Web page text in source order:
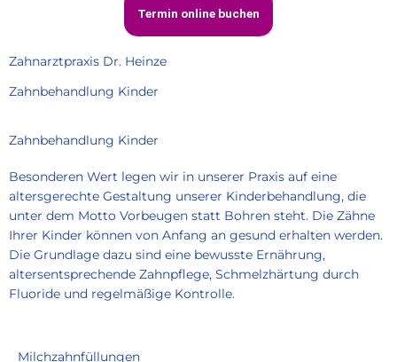
Termin online buchen
Zahnarztpraxis Dr. Heinze
Zahnbehandlung Kinder
Zahnbehandlung Kinder
Besonderen Wert legen wir in unserer Praxis auf eine
altersgerechte Gestaltung unserer Kinderbehandlung, die
unter dem Motto Vorbeugen statt Bohren steht. Die Zähne
Ihrer Kinder können von Anfang an gesund erhalten werden.
Die Grundlage dazu sind eine bewusste Ernährung,
altersentsprechende Zahnpflege, Schmelzhärtung durch
Fluoride und regelmäßige Kontrolle.
Milchzahnfüllungen